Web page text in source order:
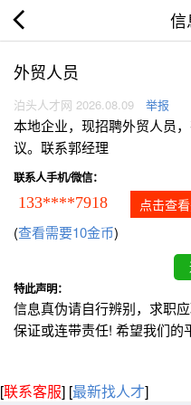
信
外贸人员
泊头人才网 2026.08.09 举报
本地企业，现招聘外贸人员
议。联系郭经理
联系人手机/微信：
133****7918 点击查
(查看需要10金币)
特此声明：
信息真伪请自行辨别，求职
保证或连带责任! 希望我们的
[联系客服] [最新找人才]